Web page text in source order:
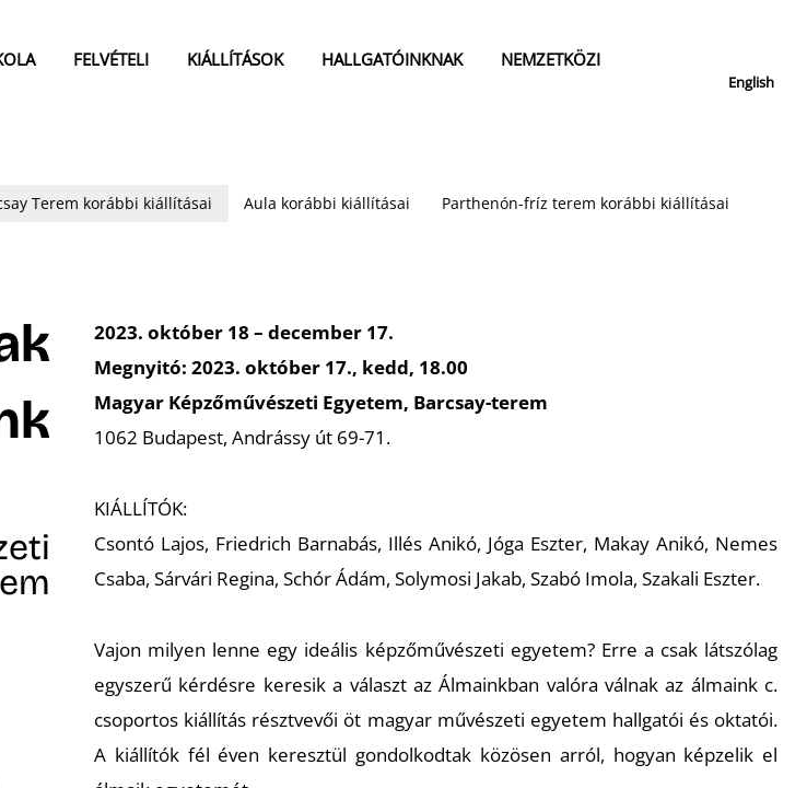
FELVÉTELI KIÁLLÍTÁSOK HALLGATÓINKNAK
NEMZETKÖZI
English
Terem korábbi kiállításai Aula korábbi kiállításai
Parthenón-fríz terem korábbi kiállításai
2023. október 18 – december 17.
Megnyitó: 2023. október 17., kedd, 18.00
Magyar Képzőművészeti Egyetem, Barcsay-terem
1062 Budapest, Andrássy út 69-71.
KIÁLLÍTÓK:
Csontó Lajos, Friedrich Barnabás, Illés Anikó, Jóga Eszter, Makay Anikó, Nemes
Csaba, Sárvári Regina, Schór Ádám, Solymosi Jakab, Szabó Imola, Szakali Eszter.
Vajon milyen lenne egy ideális képzőművészeti egyetem? Erre a csak látszólag
egyszerű kérdésre keresik a választ az Álmainkban valóra válnak az álmaink c.
csoportos kiállítás résztvevői öt magyar művészeti egyetem hallgatói és oktatói.
A kiállítók fél éven keresztül gondolkodtak közösen arról, hogyan képzelik el